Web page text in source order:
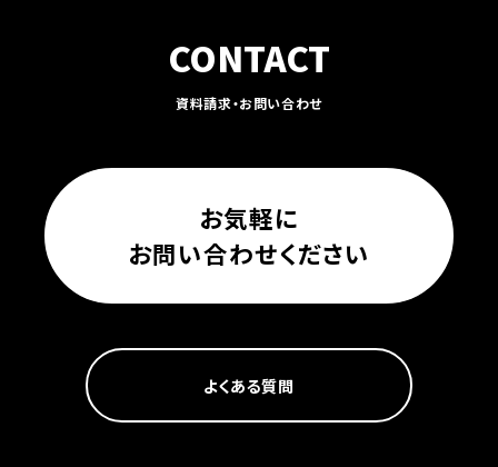
CONTACT
資料請求・お問い合わせ
お気軽に
お問い合わせください
よくある質問